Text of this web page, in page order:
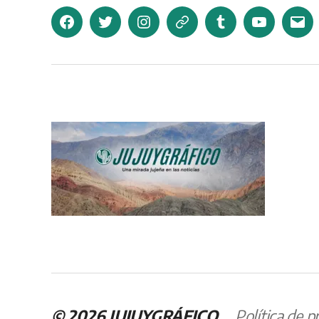
FacebookTwitter InstagramTelegramTumblr YouTube